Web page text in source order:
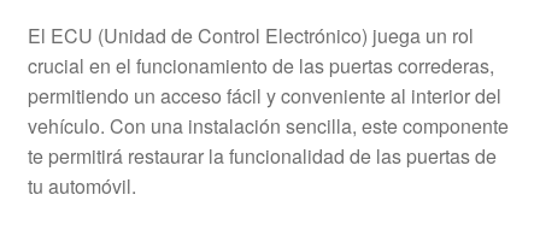
Procedimiento de Reclamación
Queja
Sobre nosotros
El ECU (Unidad de Control Electrónico) juega un rol
crucial en el funcionamiento de las puertas correderas,
permitiendo un acceso fácil y conveniente al interior del
vehículo. Con una instalación sencilla, este componente
te permitirá restaurar la funcionalidad de las puertas de
tu automóvil.